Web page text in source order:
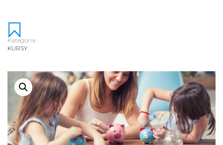
Kategoria:
KURSY